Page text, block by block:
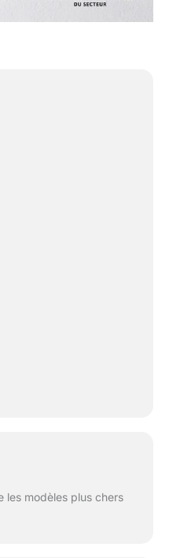
les modèles plus chers